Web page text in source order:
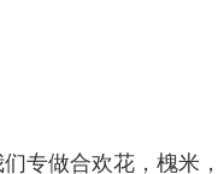
专做合欢花，槐米